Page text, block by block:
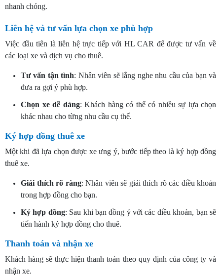
nhanh chóng.
Liên hệ và tư vấn lựa chọn xe phù hợp
Việc đầu tiên là liên hệ trực tiếp với HL CAR để được tư vấn về
các loại xe và dịch vụ cho thuê.
Tư vấn tận tình: Nhân viên sẽ lắng nghe nhu cầu của bạn và
đưa ra gợi ý phù hợp.
Chọn xe dễ dàng: Khách hàng có thể có nhiều sự lựa chọn
khác nhau cho từng nhu cầu cụ thể.
Ký hợp đồng thuê xe
Một khi đã lựa chọn được xe ưng ý, bước tiếp theo là ký hợp đồng
thuê xe.
Giải thích rõ ràng: Nhân viên sẽ giải thích rõ các điều khoản
trong hợp đồng cho bạn.
Ký hợp đồng: Sau khi bạn đồng ý với các điều khoản, bạn sẽ
tiến hành ký hợp đồng cho thuê.
Thanh toán và nhận xe
Khách hàng sẽ thực hiện thanh toán theo quy định của công ty và
nhận xe.